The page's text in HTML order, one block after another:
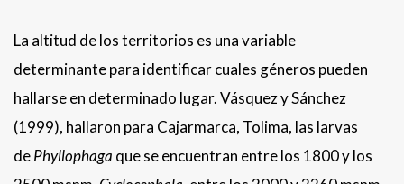
La altitud de los territorios es una variable
determinante para identificar cuales géneros pueden
hallarse en determinado lugar. Vásquez y Sánchez
(1999), hallaron para Cajarmarca, Tolima, las larvas
dePhyllophaga que se encuentran entre los 1800 y los